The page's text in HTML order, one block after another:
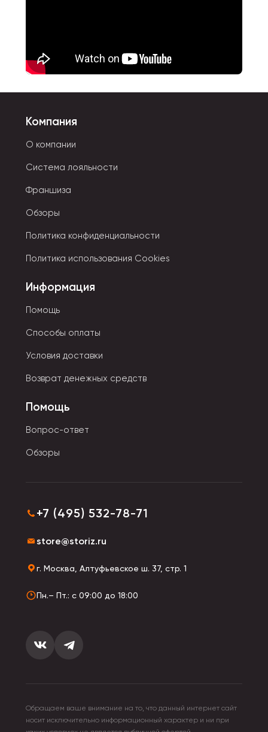
Компания
О компании
Система лояльности
Франшиза
Обзоры
Политика конфиденциальности
Политика использования Cookies
Информация
Помощь
Способы оплаты
Условия доставки
Возврат денежных средств
Помощь
Вопрос-ответ
Обзоры
+7 (495) 532-78-71
store@storiz.ru
г. Москва, Алтуфьевское ш. 37, стр. 1
Пн.– Пт.: с 09:00 до 18:00
Обращаем ваше внимание на то, что данный интернет сайт
носит исключительно информационный характер и ни при